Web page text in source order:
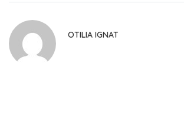
OTILIA IGNAT